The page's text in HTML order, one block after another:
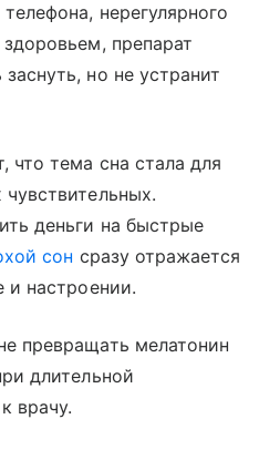
нерегулярного
препарат
но не устранит
что тема сна стала для
деньги на быстрые
сон сразу отражается
и настроении.
превращать мелатонин
длительной
врачу.